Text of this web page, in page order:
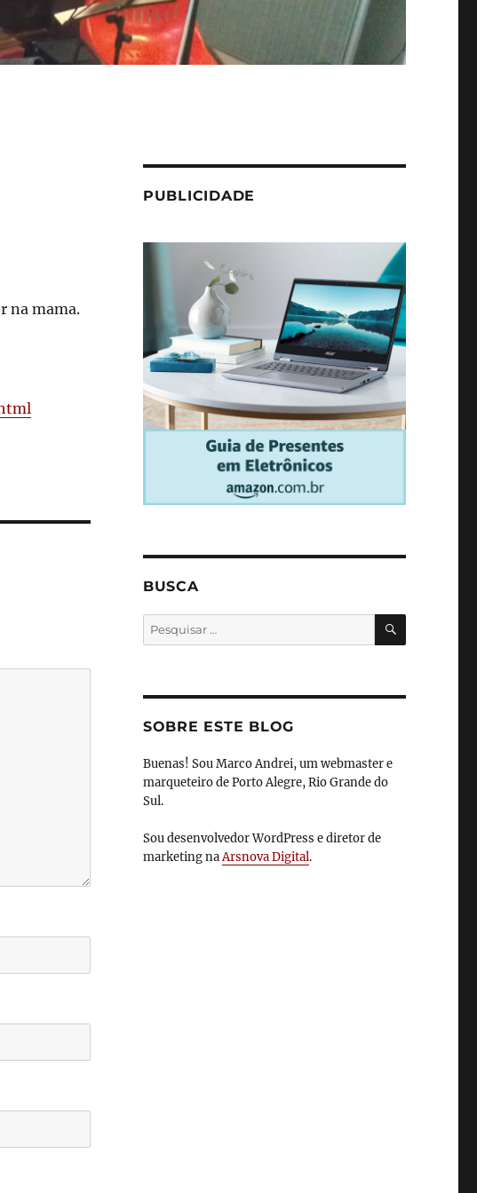
na mama.
PUBLICIDADE
BUSCA
Pesquisar
por:
SOBRE ESTE BLOG
Buenas! Sou Marco Andrei, um webmaster e
marqueteiro de Porto Alegre, Rio Grande do
Sul.
Sou desenvolvedor WordPress e diretor de
marketing naArsnova Digital.